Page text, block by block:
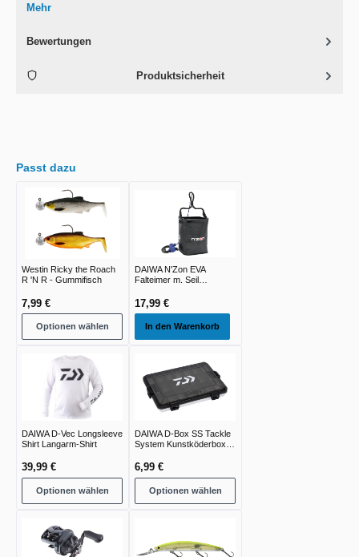
Mehr
Bewertungen
Produktsicherheit
Passt dazu
Westin Ricky the Roach
R 'N R - Gummifisch
7,99 €
Optionen wählen
DAIWA N'Zon EVA
Falteimer m. Seil
17,99 €
In den Warenkorb
DAIWA D-Vec Longsleeve
Shirt Langarm-Shirt
39,99 €
Optionen wählen
DAIWA D-Box SS Tackle
System Kunstköderbox |
6,99 €
Optionen wählen